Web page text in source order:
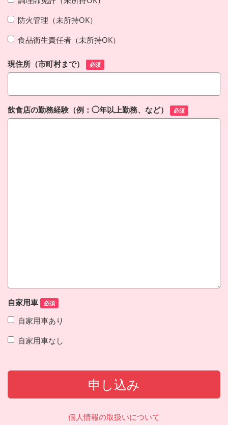
防火管理（未所持OK）
食品衛生責任者（未所持OK）
現住所（市町村まで） 必須
飲食店の勤務経験（例：◯年以上勤務、など） 必須
自家用車 必須
自家用車あり
自家用車なし
申し込み
個人情報の取扱いについて